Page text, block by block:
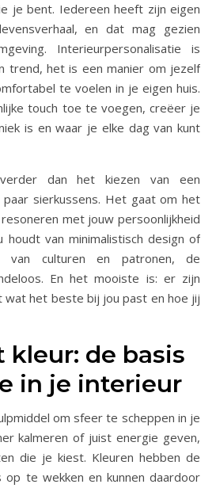
je bent. Iedereen heeft zijn eigen
en dat mag gezien
Interieurpersonalisatie is
trend, het is een manier om jezelf
te voelen in je eigen huis.
touch toe te voegen, creëer je
is en waar je elke dag van kunt
dan het kiezen van een
paar sierkussens. Het gaat om het
met jouw persoonlijkheid
houdt van minimalistisch design of
van culturen en patronen, de
En het mooiste is: er zijn
wat het beste bij jou past en hoe jij
kleur: de basis
in je interieur
om sfeer te scheppen in je
kalmeren of juist energie geven,
die je kiest. Kleuren hebben de
te wekken en kunnen daardoor